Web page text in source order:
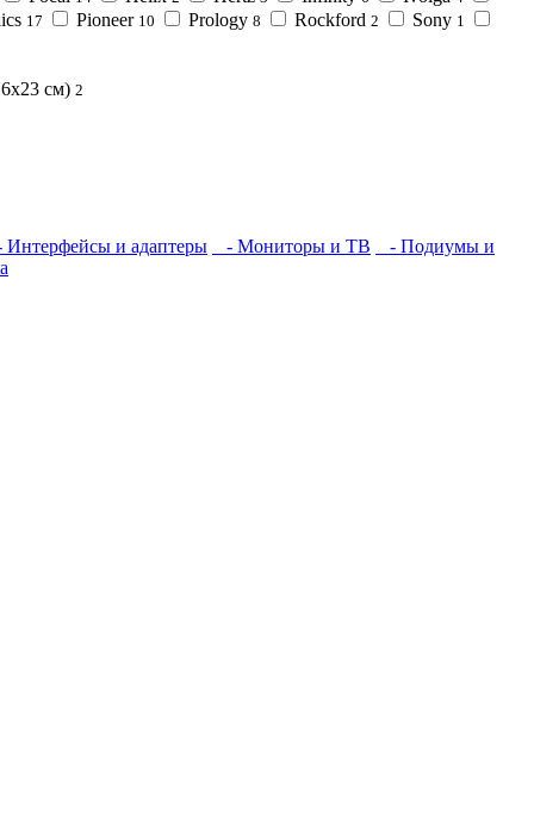
17 Pioneer 10 Prology 8 Rockford 2 Sony 1
см) 2
Интерфейсы и адаптеры - Мониторы и ТВ
- Подиумы и